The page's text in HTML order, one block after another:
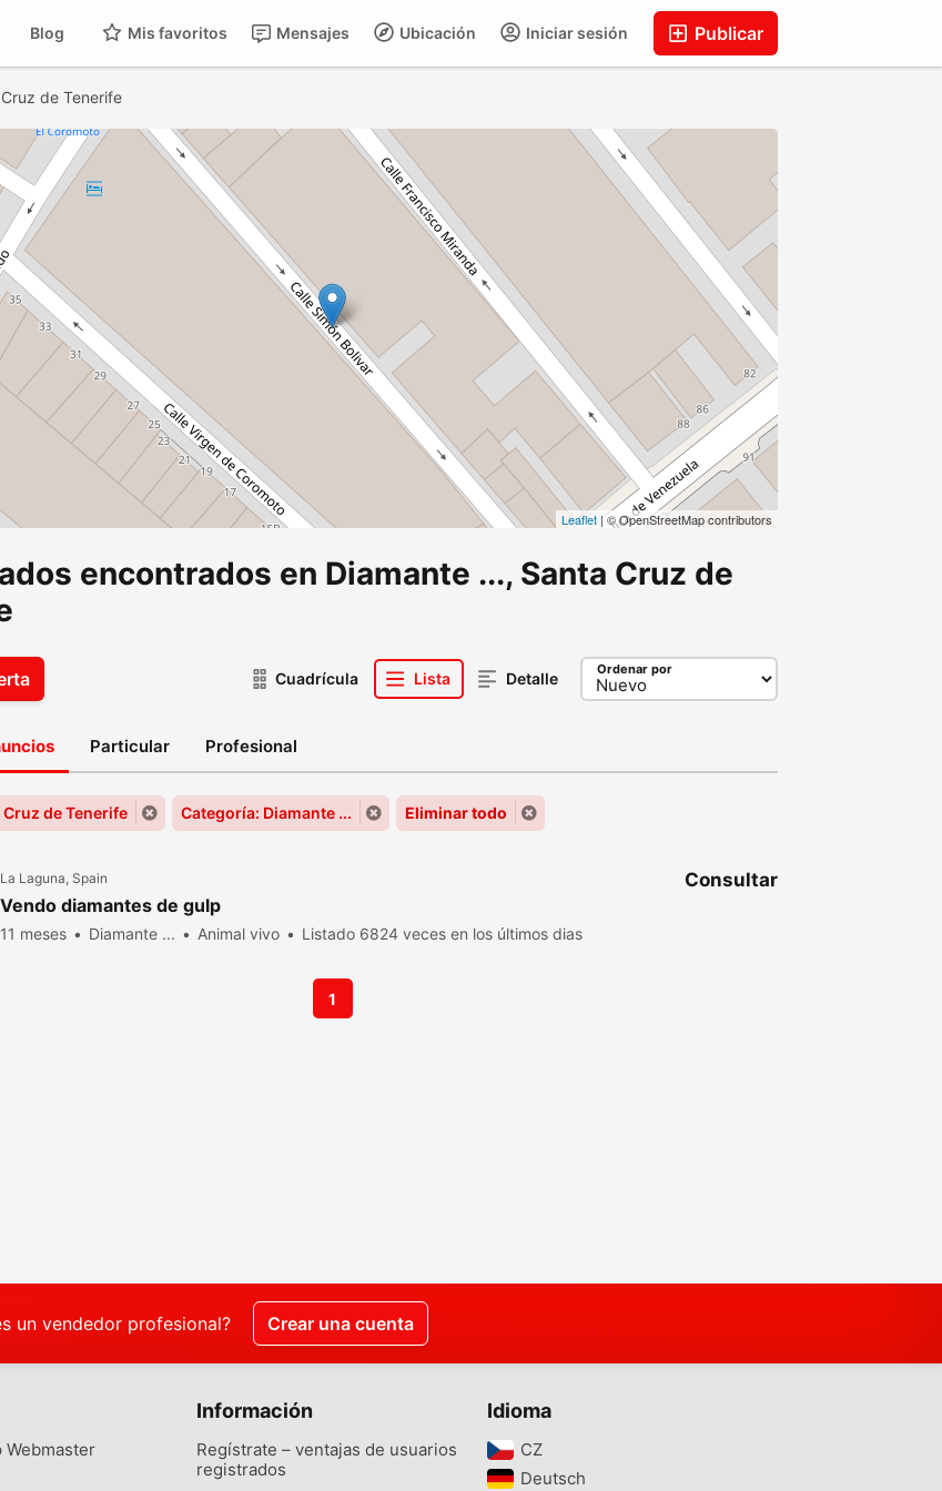
Publicar
Iniciar sesión
Ubicación
Mensajes
Mis favoritos
Blog
de Tenerife
Leaflet| © OpenStreetMap contributors
encontrados en Diamante ..., Santa Cruz de
Cuadrícula Lista Detalle Ordenar por
Particular Profesional
Cruz de Tenerife Categoría: Diamante ... Eliminar todo
La Laguna, Spain
Vendo diamantes de gulp
11 meses Diamante ... Animal vivo Listado 6824 veces en los últimos dias
Consultar
1
un vendedor profesional? Crear una cuenta
Webmaster
Información
Regístrate – ventajas de usuarios
registrados
Idioma
CZ‎
Deutsch‎